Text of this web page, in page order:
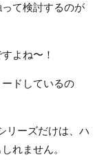
て検討するのが
よね〜！
ドしているの
リーズだけは、ハ
れません。